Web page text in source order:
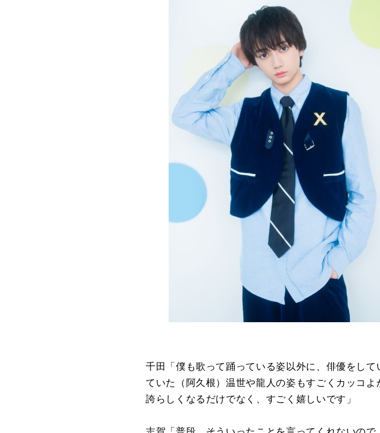
千田「僕も歌って踊っている姿以外に、俳優をし
ていた（阿久根）温世や龍人の姿もすごくカッコ
誇らしくなるだけでなく、すごく嬉しいです」